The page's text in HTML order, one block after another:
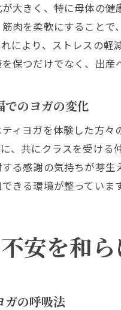
大きく、特に母体の
肉を柔軟にすること
により、ストレスの
保つだけでなく、出産
でのヨガの変化
ィヨガを体験した方
、共にクラスを受け
る感謝の気持ちが芽
きる環境が整ってい
安を和
ガの呼吸法